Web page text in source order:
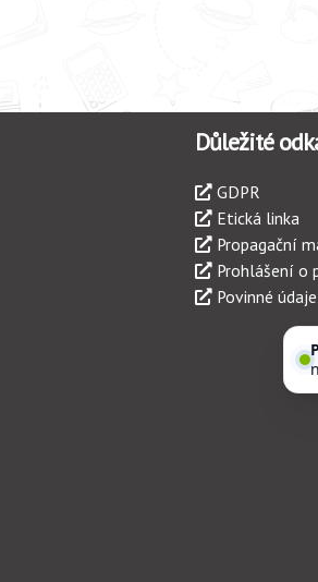
Důležité
GDPR
Etická linka
Propagační
Prohlášení o
Povinné údaje